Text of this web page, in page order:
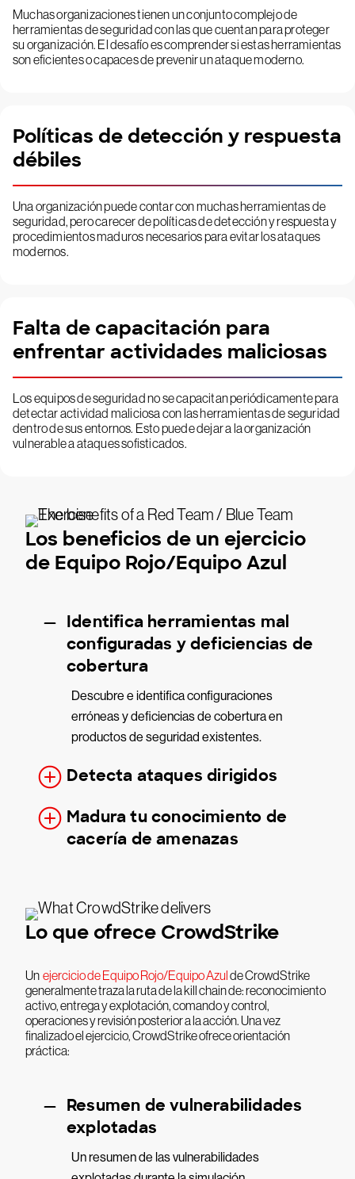
Muchas organizaciones tienen un conjunto complejo de
herramientas de seguridad con las que cuentan para proteger
su organización. El desafío es comprender si estas herramientas
son eficientes o capaces de prevenir un ataque moderno.
Políticas de detección y respuesta
débiles
Una organización puede contar con muchas herramientas de
seguridad, pero carecer de políticas de detección y respuesta y
procedimientos maduros necesarios para evitar los ataques
modernos.
Falta de capacitación para
enfrentar actividades maliciosas
Los equipos de seguridad no se capacitan periódicamente para
detectar actividad maliciosa con las herramientas de seguridad
dentro de sus entornos. Esto puede dejar a la organización
vulnerable a ataques sofisticados.
Los beneficios de un ejercicio
de Equipo Rojo/Equipo Azul
Identifica herramientas mal
configuradas y deficiencias de
cobertura
Descubre e identifica configuraciones
erróneas y deficiencias de cobertura en
productos de seguridad existentes.
Detecta ataques dirigidos
Madura tu conocimiento de
cacería de amenazas
Lo que ofrece CrowdStrike
Un ejercicio de Equipo Rojo/Equipo Azul de CrowdStrike
generalmente traza la ruta de la kill chain de: reconocimiento
activo, entrega y explotación, comando y control,
operaciones y revisión posterior a la acción. Una vez
finalizado el ejercicio, CrowdStrike ofrece orientación
práctica:
Resumen de vulnerabilidades
explotadas
Un resumen de las vulnerabilidades